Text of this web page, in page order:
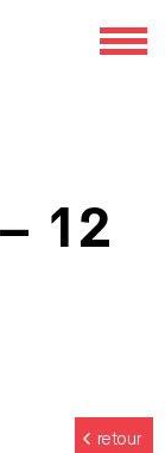
12
retour